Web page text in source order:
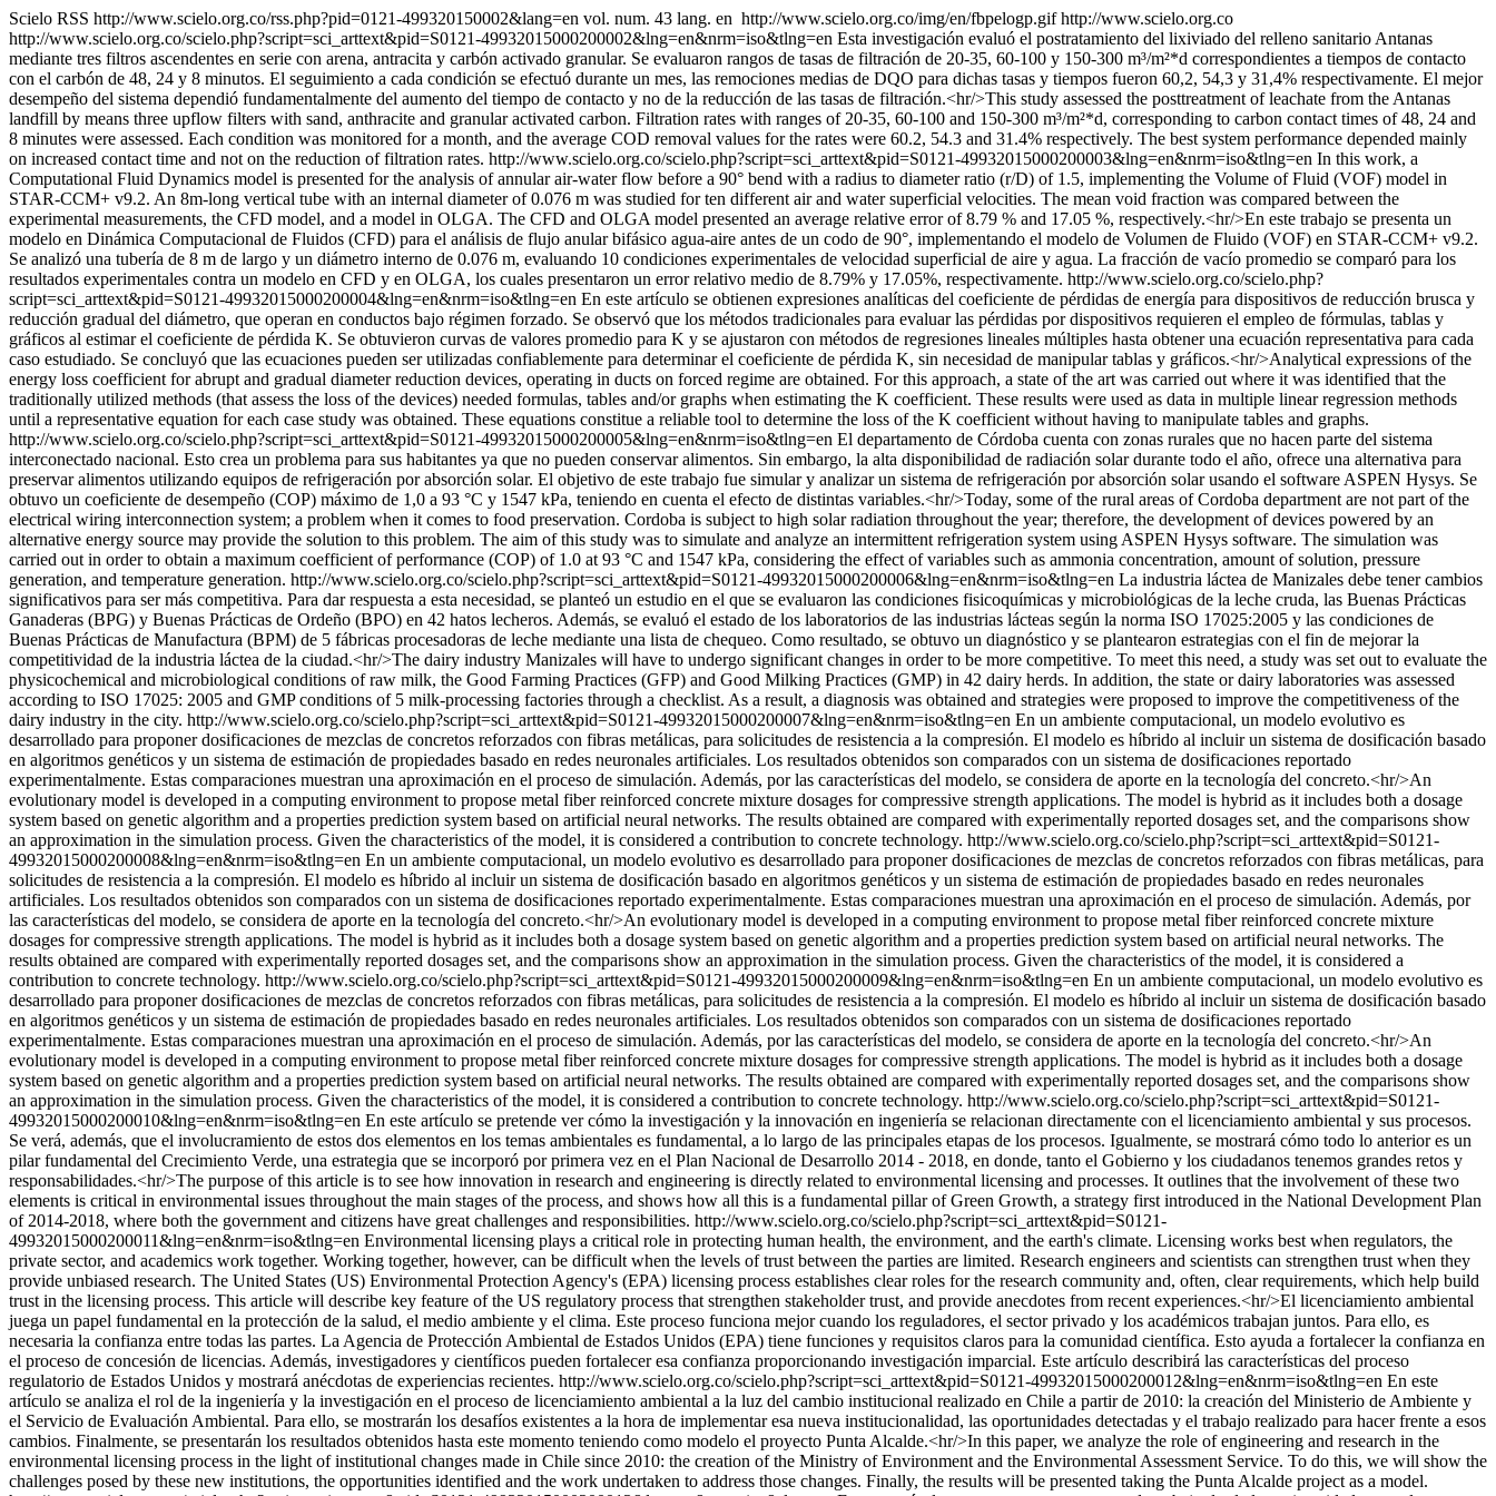
Scielo RSS http://www.scielo.org.co/rss.php?pid=0121-499320150002&lang=en vol. num. 43 lang. en http://www.scielo.org.co/img/en/fbpelogp.gif http://www.scielo.org.co
http://www.scielo.org.co/scielo.php?script=sci_arttext&pid=S0121-49932015000200002&lng=en&nrm=iso&tlng=en Esta investigación evaluó el postratamiento del lixiviado del relleno sanitario Antanas
mediante tres filtros ascendentes en serie con arena, antracita y carbón activado granular. Se evaluaron rangos de tasas de filtración de 20-35, 60-100 y 150-300 m³/m²*d correspondientes a tiempos de contacto
con el carbón de 48, 24 y 8 minutos. El seguimiento a cada condición se efectuó durante un mes, las remociones medias de DQO para dichas tasas y tiempos fueron 60,2, 54,3 y 31,4% respectivamente. El mejor
desempeño del sistema dependió fundamentalmente del aumento del tiempo de contacto y no de la reducción de las tasas de filtración.<hr/>This study assessed the posttreatment of leachate from the Antanas
landfill by means three upflow filters with sand, anthracite and granular activated carbon. Filtration rates with ranges of 20-35, 60-100 and 150-300 m³/m²*d, corresponding to carbon contact times of 48, 24 and
8 minutes were assessed. Each condition was monitored for a month, and the average COD removal values for the rates were 60.2, 54.3 and 31.4% respectively. The best system performance depended mainly
on increased contact time and not on the reduction of filtration rates. http://www.scielo.org.co/scielo.php?script=sci_arttext&pid=S0121-49932015000200003&lng=en&nrm=iso&tlng=en In this work, a
Computational Fluid Dynamics model is presented for the analysis of annular air-water flow before a 90° bend with a radius to diameter ratio (r/D) of 1.5, implementing the Volume of Fluid (VOF) model in
STAR-CCM+ v9.2. An 8m-long vertical tube with an internal diameter of 0.076 m was studied for ten different air and water superficial velocities. The mean void fraction was compared between the
experimental measurements, the CFD model, and a model in OLGA. The CFD and OLGA model presented an average relative error of 8.79 % and 17.05 %, respectively.<hr/>En este trabajo se presenta un
modelo en Dinámica Computacional de Fluidos (CFD) para el análisis de flujo anular bifásico agua-aire antes de un codo de 90°, implementando el modelo de Volumen de Fluido (VOF) en STAR-CCM+ v9.2.
Se analizó una tubería de 8 m de largo y un diámetro interno de 0.076 m, evaluando 10 condiciones experimentales de velocidad superficial de aire y agua. La fracción de vacío promedio se comparó para los
resultados experimentales contra un modelo en CFD y en OLGA, los cuales presentaron un error relativo medio de 8.79% y 17.05%, respectivamente. http://www.scielo.org.co/scielo.php?
script=sci_arttext&pid=S0121-49932015000200004&lng=en&nrm=iso&tlng=en En este artículo se obtienen expresiones analíticas del coeficiente de pérdidas de energía para dispositivos de reducción brusca y
reducción gradual del diámetro, que operan en conductos bajo régimen forzado. Se observó que los métodos tradicionales para evaluar las pérdidas por dispositivos requieren el empleo de fórmulas, tablas y
gráficos al estimar el coeficiente de pérdida K. Se obtuvieron curvas de valores promedio para K y se ajustaron con métodos de regresiones lineales múltiples hasta obtener una ecuación representativa para cada
caso estudiado. Se concluyó que las ecuaciones pueden ser utilizadas confiablemente para determinar el coeficiente de pérdida K, sin necesidad de manipular tablas y gráficos.<hr/>Analytical expressions of the
energy loss coefficient for abrupt and gradual diameter reduction devices, operating in ducts on forced regime are obtained. For this approach, a state of the art was carried out where it was identified that the
traditionally utilized methods (that assess the loss of the devices) needed formulas, tables and/or graphs when estimating the K coefficient. These results were used as data in multiple linear regression methods
until a representative equation for each case study was obtained. These equations constitue a reliable tool to determine the loss of the K coefficient without having to manipulate tables and graphs.
http://www.scielo.org.co/scielo.php?script=sci_arttext&pid=S0121-49932015000200005&lng=en&nrm=iso&tlng=en El departamento de Córdoba cuenta con zonas rurales que no hacen parte del sistema
interconectado nacional. Esto crea un problema para sus habitantes ya que no pueden conservar alimentos. Sin embargo, la alta disponibilidad de radiación solar durante todo el año, ofrece una alternativa para
preservar alimentos utilizando equipos de refrigeración por absorción solar. El objetivo de este trabajo fue simular y analizar un sistema de refrigeración por absorción solar usando el software ASPEN Hysys. Se
obtuvo un coeficiente de desempeño (COP) máximo de 1,0 a 93 °C y 1547 kPa, teniendo en cuenta el efecto de distintas variables.<hr/>Today, some of the rural areas of Cordoba department are not part of the
electrical wiring interconnection system; a problem when it comes to food preservation. Cordoba is subject to high solar radiation throughout the year; therefore, the development of devices powered by an
alternative energy source may provide the solution to this problem. The aim of this study was to simulate and analyze an intermittent refrigeration system using ASPEN Hysys software. The simulation was
carried out in order to obtain a maximum coefficient of performance (COP) of 1.0 at 93 °C and 1547 kPa, considering the effect of variables such as ammonia concentration, amount of solution, pressure
generation, and temperature generation. http://www.scielo.org.co/scielo.php?script=sci_arttext&pid=S0121-49932015000200006&lng=en&nrm=iso&tlng=en La industria láctea de Manizales debe tener cambios
significativos para ser más competitiva. Para dar respuesta a esta necesidad, se planteó un estudio en el que se evaluaron las condiciones fisicoquímicas y microbiológicas de la leche cruda, las Buenas Prácticas
Ganaderas (BPG) y Buenas Prácticas de Ordeño (BPO) en 42 hatos lecheros. Además, se evaluó el estado de los laboratorios de las industrias lácteas según la norma ISO 17025:2005 y las condiciones de
Buenas Prácticas de Manufactura (BPM) de 5 fábricas procesadoras de leche mediante una lista de chequeo. Como resultado, se obtuvo un diagnóstico y se plantearon estrategias con el fin de mejorar la
competitividad de la industria láctea de la ciudad.<hr/>The dairy industry Manizales will have to undergo significant changes in order to be more competitive. To meet this need, a study was set out to evaluate the
physicochemical and microbiological conditions of raw milk, the Good Farming Practices (GFP) and Good Milking Practices (GMP) in 42 dairy herds. In addition, the state or dairy laboratories was assessed
according to ISO 17025: 2005 and GMP conditions of 5 milk-processing factories through a checklist. As a result, a diagnosis was obtained and strategies were proposed to improve the competitiveness of the
dairy industry in the city. http://www.scielo.org.co/scielo.php?script=sci_arttext&pid=S0121-49932015000200007&lng=en&nrm=iso&tlng=en En un ambiente computacional, un modelo evolutivo es
desarrollado para proponer dosificaciones de mezclas de concretos reforzados con fibras metálicas, para solicitudes de resistencia a la compresión. El modelo es híbrido al incluir un sistema de dosificación basado
en algoritmos genéticos y un sistema de estimación de propiedades basado en redes neuronales artificiales. Los resultados obtenidos son comparados con un sistema de dosificaciones reportado
experimentalmente. Estas comparaciones muestran una aproximación en el proceso de simulación. Además, por las características del modelo, se considera de aporte en la tecnología del concreto.<hr/>An
evolutionary model is developed in a computing environment to propose metal fiber reinforced concrete mixture dosages for compressive strength applications. The model is hybrid as it includes both a dosage
system based on genetic algorithm and a properties prediction system based on artificial neural networks. The results obtained are compared with experimentally reported dosages set, and the comparisons show
an approximation in the simulation process. Given the characteristics of the model, it is considered a contribution to concrete technology. http://www.scielo.org.co/scielo.php?script=sci_arttext&pid=S0121-
49932015000200008&lng=en&nrm=iso&tlng=en En un ambiente computacional, un modelo evolutivo es desarrollado para proponer dosificaciones de mezclas de concretos reforzados con fibras metálicas, para
solicitudes de resistencia a la compresión. El modelo es híbrido al incluir un sistema de dosificación basado en algoritmos genéticos y un sistema de estimación de propiedades basado en redes neuronales
artificiales. Los resultados obtenidos son comparados con un sistema de dosificaciones reportado experimentalmente. Estas comparaciones muestran una aproximación en el proceso de simulación. Además, por
las características del modelo, se considera de aporte en la tecnología del concreto.<hr/>An evolutionary model is developed in a computing environment to propose metal fiber reinforced concrete mixture
dosages for compressive strength applications. The model is hybrid as it includes both a dosage system based on genetic algorithm and a properties prediction system based on artificial neural networks. The
results obtained are compared with experimentally reported dosages set, and the comparisons show an approximation in the simulation process. Given the characteristics of the model, it is considered a
contribution to concrete technology. http://www.scielo.org.co/scielo.php?script=sci_arttext&pid=S0121-49932015000200009&lng=en&nrm=iso&tlng=en En un ambiente computacional, un modelo evolutivo es
desarrollado para proponer dosificaciones de mezclas de concretos reforzados con fibras metálicas, para solicitudes de resistencia a la compresión. El modelo es híbrido al incluir un sistema de dosificación basado
en algoritmos genéticos y un sistema de estimación de propiedades basado en redes neuronales artificiales. Los resultados obtenidos son comparados con un sistema de dosificaciones reportado
experimentalmente. Estas comparaciones muestran una aproximación en el proceso de simulación. Además, por las características del modelo, se considera de aporte en la tecnología del concreto.<hr/>An
evolutionary model is developed in a computing environment to propose metal fiber reinforced concrete mixture dosages for compressive strength applications. The model is hybrid as it includes both a dosage
system based on genetic algorithm and a properties prediction system based on artificial neural networks. The results obtained are compared with experimentally reported dosages set, and the comparisons show
an approximation in the simulation process. Given the characteristics of the model, it is considered a contribution to concrete technology. http://www.scielo.org.co/scielo.php?script=sci_arttext&pid=S0121-
49932015000200010&lng=en&nrm=iso&tlng=en En este artículo se pretende ver cómo la investigación y la innovación en ingeniería se relacionan directamente con el licenciamiento ambiental y sus procesos.
Se verá, además, que el involucramiento de estos dos elementos en los temas ambientales es fundamental, a lo largo de las principales etapas de los procesos. Igualmente, se mostrará cómo todo lo anterior es un
pilar fundamental del Crecimiento Verde, una estrategia que se incorporó por primera vez en el Plan Nacional de Desarrollo 2014 - 2018, en donde, tanto el Gobierno y los ciudadanos tenemos grandes retos y
responsabilidades.<hr/>The purpose of this article is to see how innovation in research and engineering is directly related to environmental licensing and processes. It outlines that the involvement of these two
elements is critical in environmental issues throughout the main stages of the process, and shows how all this is a fundamental pillar of Green Growth, a strategy first introduced in the National Development Plan
of 2014-2018, where both the government and citizens have great challenges and responsibilities. http://www.scielo.org.co/scielo.php?script=sci_arttext&pid=S0121-
49932015000200011&lng=en&nrm=iso&tlng=en Environmental licensing plays a critical role in protecting human health, the environment, and the earth's climate. Licensing works best when regulators, the
private sector, and academics work together. Working together, however, can be difficult when the levels of trust between the parties are limited. Research engineers and scientists can strengthen trust when they
provide unbiased research. The United States (US) Environmental Protection Agency's (EPA) licensing process establishes clear roles for the research community and, often, clear requirements, which help build
trust in the licensing process. This article will describe key feature of the US regulatory process that strengthen stakeholder trust, and provide anecdotes from recent experiences.<hr/>El licenciamiento ambiental
juega un papel fundamental en la protección de la salud, el medio ambiente y el clima. Este proceso funciona mejor cuando los reguladores, el sector privado y los académicos trabajan juntos. Para ello, es
necesaria la confianza entre todas las partes. La Agencia de Protección Ambiental de Estados Unidos (EPA) tiene funciones y requisitos claros para la comunidad científica. Esto ayuda a fortalecer la confianza en
el proceso de concesión de licencias. Además, investigadores y científicos pueden fortalecer esa confianza proporcionando investigación imparcial. Este artículo describirá las características del proceso
regulatorio de Estados Unidos y mostrará anécdotas de experiencias recientes. http://www.scielo.org.co/scielo.php?script=sci_arttext&pid=S0121-49932015000200012&lng=en&nrm=iso&tlng=en En este
artículo se analiza el rol de la ingeniería y la investigación en el proceso de licenciamiento ambiental a la luz del cambio institucional realizado en Chile a partir de 2010: la creación del Ministerio de Ambiente y
el Servicio de Evaluación Ambiental. Para ello, se mostrarán los desafíos existentes a la hora de implementar esa nueva institucionalidad, las oportunidades detectadas y el trabajo realizado para hacer frente a esos
cambios. Finalmente, se presentarán los resultados obtenidos hasta este momento teniendo como modelo el proyecto Punta Alcalde.<hr/>In this paper, we analyze the role of engineering and research in the
environmental licensing process in the light of institutional changes made in Chile since 2010: the creation of the Ministry of Environment and the Environmental Assessment Service. To do this, we will show the
challenges posed by these new institutions, the opportunities identified and the work undertaken to address those changes. Finally, the results will be presented taking the Punta Alcalde project as a model.